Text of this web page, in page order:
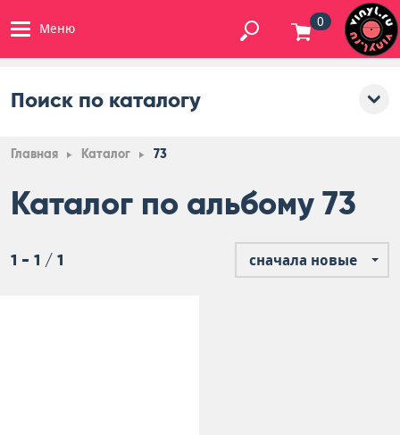
Меню 0
Поиск по каталогу
Главная Каталог 73
Каталог по альбому 73
1 - 1 / 1 сначала новые